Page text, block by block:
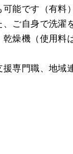
能です（有料
ご自身で洗濯
燥機（使用料
専門職、地域